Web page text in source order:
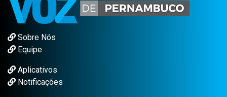
Sobre Nós
Equipe
Aplicativos
Notificações